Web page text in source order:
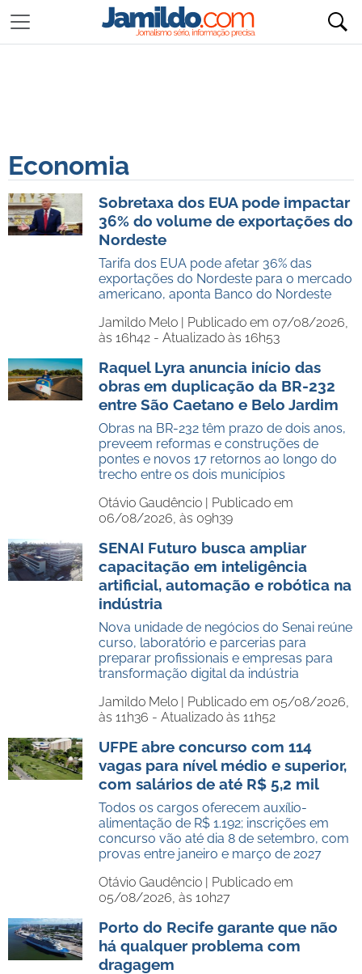
Economia
Sobretaxa dos EUA pode impactar
36% do volume de exportações do
Nordeste
Tarifa dos EUA pode afetar 36% das
exportações do Nordeste para o mercado
americano, aponta Banco do Nordeste
Jamildo Melo | Publicado em 07/08/2026,
às 16h42 - Atualizado às 16h53
Raquel Lyra anuncia início das
obras em duplicação da BR-232
entre São Caetano e Belo Jardim
Obras na BR-232 têm prazo de dois anos,
preveem reformas e construções de
pontes e novos 17 retornos ao longo do
trecho entre os dois municípios
Otávio Gaudêncio | Publicado em
06/08/2026, às 09h39
SENAI Futuro busca ampliar
capacitação em inteligência
artificial, automação e robótica na
indústria
Nova unidade de negócios do Senai reúne
curso, laboratório e parcerias para
preparar profissionais e empresas para
transformação digital da indústria
Jamildo Melo | Publicado em 05/08/2026,
às 11h36 - Atualizado às 11h52
UFPE abre concurso com 114
vagas para nível médio e superior,
com salários de até R$ 5,2 mil
Todos os cargos oferecem auxílio-
alimentação de R$ 1.192; inscrições em
concurso vão até dia 8 de setembro, com
provas entre janeiro e março de 2027
Otávio Gaudêncio | Publicado em
05/08/2026, às 10h27
Porto do Recife garante que não
há qualquer problema com
dragagem